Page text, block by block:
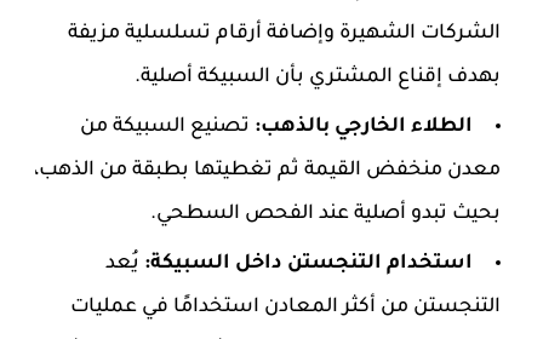
الشركات الشهيرة وإضافة أرقام تسلسلية مزيفة
بهدف إقناع المشتري بأن السبيكة أصلية.
الطلاء الخارجي بالذهب: تصنيع السبيكة من
معدن منخفض القيمة ثم تغطيتها بطبقة من الذهب،
بحيث تبدو أصلية عند الفحص السطحي.
استخدام التنجستن داخل السبيكة: يُعد
التنجستن من أكثر المعادن استخدامًا في عمليات